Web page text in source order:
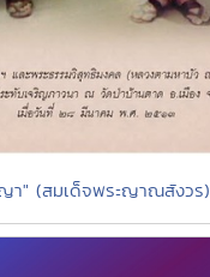
" (สมเด็จพระญาณสังวร)